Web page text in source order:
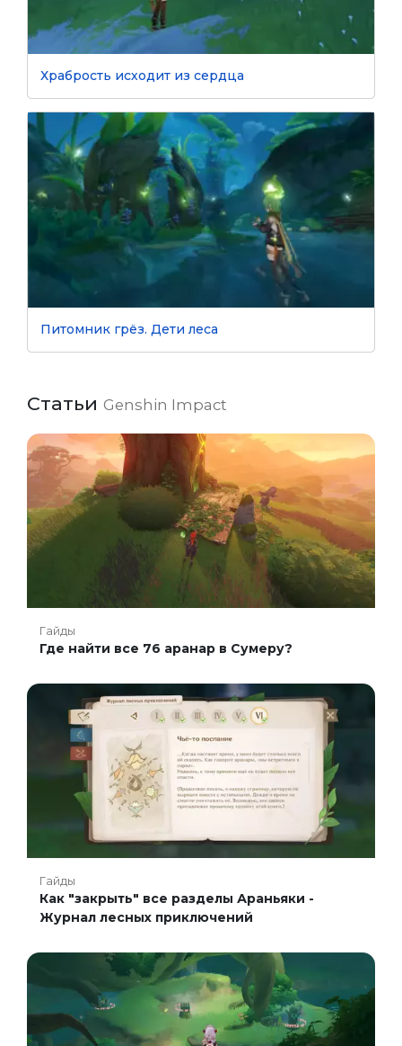
Храбрость исходит из сердца
Питомник грёз. Дети леса
Статьи Genshin Impact
Гайды
Где найти все 76 аранар в Сумеру?
Гайды
Как "закрыть" все разделы Араньяки -
Журнал лесных приключений